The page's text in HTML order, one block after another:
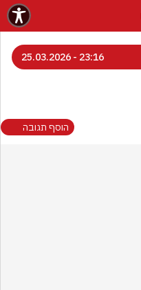
23:16 - 25.03.2026
הוסף תגובה